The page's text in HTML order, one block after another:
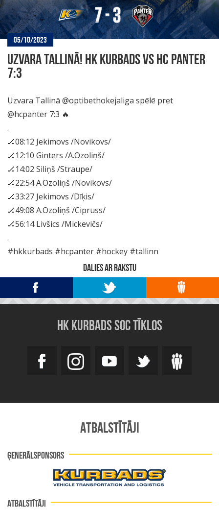
05/10/2023
UZVARA TALLINĀ! HK KURBADS VS HC PANTER
7:3
Uzvara Tallinā @optibethokejaliga spēlē pret
@hcpanter 7:3 🔥
.
🏒08:12 Jekimovs /Novikovs/
🏒12:10 Ginters /A.Ozoliņš/
🏒14:02 Siliņš /Straupe/
🏒22:54 A.Ozoliņš /Novikovs/
🏒33:27 Jekimovs /Dīķis/
🏒49:08 A.Ozoliņš /Cipruss/
🏒56:14 Livšics /Mickevičs/
.
#hkkurbads #hcpanter #hockey #tallinn
DALIES AR RAKSTU
HK KURBADS SOC TĪKLOS
ATBALSTĪTĀJI
ĢENERĀLSPONSORS
ATBALSTĪTĀJI